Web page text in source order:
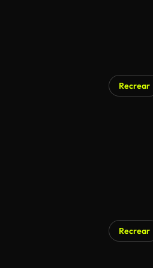
Recrear
Recrear